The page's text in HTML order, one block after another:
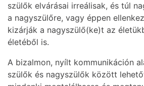
szülők elvárásai irreálisak, és túl
a nagyszülőre, vagy éppen
kizárják a nagyszülő(ke)t az
életéből is.
A bizalmon, nyílt kommunikáción
szülők és nagyszülők között